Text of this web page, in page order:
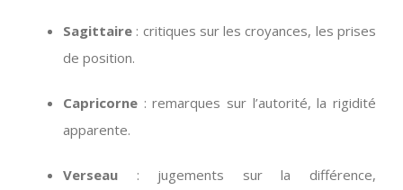
Sagittaire : critiques sur les croyances, les prises
de position.
Capricorne : remarques sur l’autorité, la rigidité
apparente.
Verseau : jugements sur la différence,